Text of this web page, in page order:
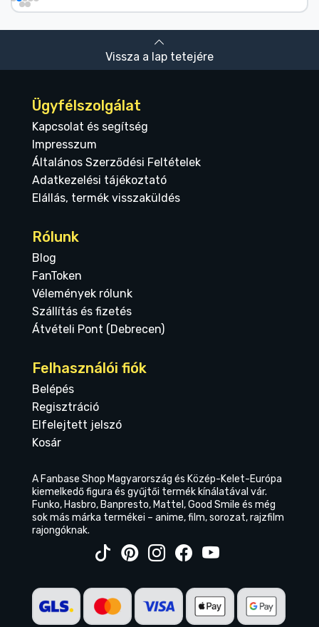
Vissza a lap tetejére
Ügyfélszolgálat
Kapcsolat és segítség
Impresszum
Általános Szerződési Feltételek
Adatkezelési tájékoztató
Elállás, termék visszaküldés
Rólunk
Blog
FanToken
Vélemények rólunk
Szállítás és fizetés
Átvételi Pont (Debrecen)
Felhasználói fiók
Belépés
Regisztráció
Elfelejtett jelszó
Kosár
A Fanbase Shop Magyarország és Közép-Kelet-Európa
kiemelkedő figura és gyűjtői termék kínálatával vár.
Funko, Hasbro, Banpresto, Mattel, Good Smile és még
sok más márka termékei – anime, film, sorozat, rajzfilm
rajongóknak.